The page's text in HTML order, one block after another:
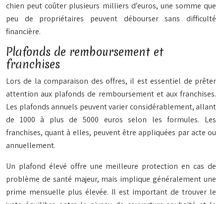
chien peut coûter plusieurs milliers d’euros, une somme que
peu de propriétaires peuvent débourser sans difficulté
financière.
Plafonds de remboursement et
franchises
Lors de la comparaison des offres, il est essentiel de prêter
attention aux plafonds de remboursement et aux franchises.
Les plafonds annuels peuvent varier considérablement, allant
de 1000 à plus de 5000 euros selon les formules. Les
franchises, quant à elles, peuvent être appliquées par acte ou
annuellement.
Un plafond élevé offre une meilleure protection en cas de
problème de santé majeur, mais implique généralement une
prime mensuelle plus élevée. Il est important de trouver le